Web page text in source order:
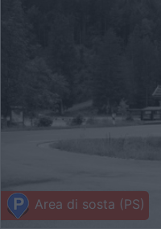
Area di sosta (PS)